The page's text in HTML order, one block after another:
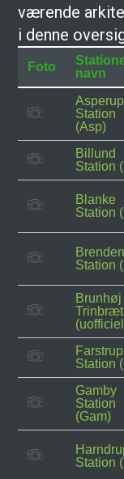
værende
i denne
Foto
navn
Asperup
Station
(Asp)
Billund
Station
Blanke
Station
Station
Brunhøj
Trinbræt
Farstrup
Station
Gamby
Station
(Gam)
Station